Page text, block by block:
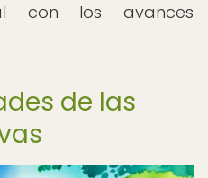
con los avances
de las